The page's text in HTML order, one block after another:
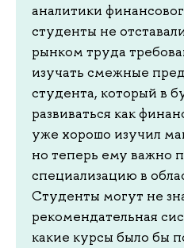
аналитики
студенты не
рынком труда
изучать смежные
студента, который в
развиваться как
уже хорошо изучил
но теперь ему важно
специализацию в
Студенты могут не
рекомендательная
какие курсы было бы